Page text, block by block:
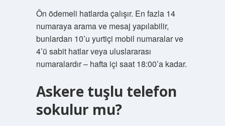
Ön ödemeli hatlarda çalışır. En fazla 14
numaraya arama ve mesaj yapılabilir,
bunlardan 10’u yurtiçi mobil numaralar ve
4’ü sabit hatlar veya uluslararası
numaralardır – hafta içi saat 18:00’a kadar.
Askere tuşlu telefon
sokulur mu?